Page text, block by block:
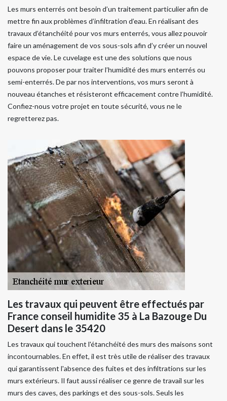
Les murs enterrés ont besoin d’un traitement particulier afin de
mettre fin aux problèmes d’infiltration d’eau. En réalisant des
travaux d’étanchéité pour vos murs enterrés, vous allez pouvoir
faire un aménagement de vos sous-sols afin d’y créer un nouvel
espace de vie. Le cuvelage est une des solutions que nous
pouvons proposer pour traiter l’humidité des murs enterrés ou
semi-enterrés. De par nos interventions, vos murs seront à
nouveau étanches et résisteront efficacement contre l’humidité.
Confiez-nous votre projet en toute sécurité, vous ne le
regretterez pas.
Les travaux qui peuvent être effectués par
France conseil humidite 35 à La Bazouge Du
Desert dans le 35420
Les travaux qui touchent l'étanchéité des murs des maisons sont
incontournables. En effet, il est très utile de réaliser des travaux
qui garantissent l'absence des fuites et des infiltrations sur les
murs extérieurs. Il faut aussi réaliser ce genre de travail sur les
murs des caves, des parkings et des sous-sols. Seuls les